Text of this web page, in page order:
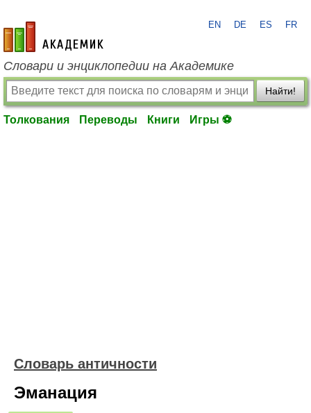
academic.ru
EN DE ES FR
Словари и энциклопедии на Академике
Найти!
Толкования Переводы Книги Игры ⚽
Словарь античности
Эманация